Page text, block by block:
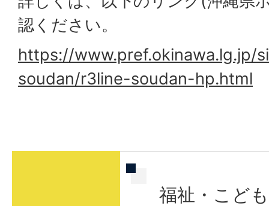
認ください。
https://www.pref.okinawa.lg.jp/
soudan/r3line-soudan-hp.html
福祉・こど